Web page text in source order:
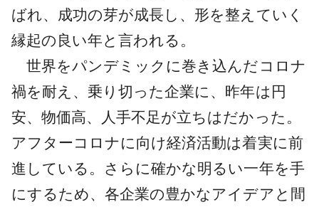
ばれ、成功の芽が成長し、形を整えていく
縁起の良い年と言われる。
世界をパンデミックに巻き込んだコロナ
禍を耐え、乗り切った企業に、昨年は円
安、物価高、人手不足が立ちはだかった。
アフターコロナに向け経済活動は着実に前
進している。さらに確かな明るい一年を手
にするため、各企業の豊かなアイデアと間